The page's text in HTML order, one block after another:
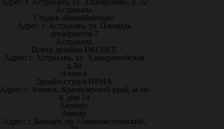
Адрес: г. Астрахань, ул. Ахшарумова, д. 52
Астрахань
Студия «Brend&design»
Адрес: г. Астрахань, ул. Площадь
декабристов 7
Астрахань
Центр дизайна DECOLE
Адрес: г. Астрахань, ул. Адмиралтейская
д.30
Ачинск
Дизайн-студия ИРМА
Адрес: г. Ачинск, Красноярский край, м-он
4, дом 14
Барнаул
Ампир
Адрес: г. Барнаул, пр. Социалистический,